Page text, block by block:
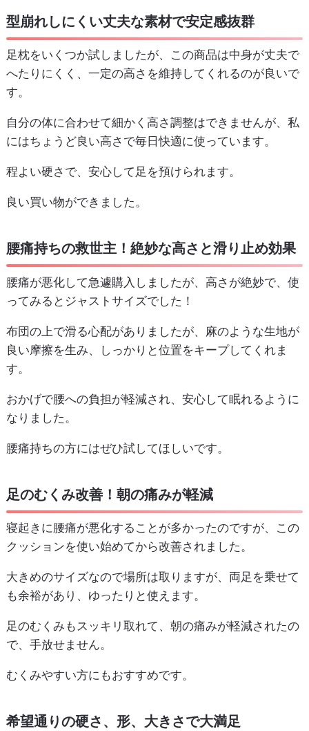
型崩れしにくい丈夫な素材で安定感抜群
足枕をいくつか試しましたが、この商品は中身が丈夫で
へたりにくく、一定の高さを維持してくれるのが良いで
す。
自分の体に合わせて細かく高さ調整はできませんが、私
にはちょうど良い高さで毎日快適に使っています。
程よい硬さで、安心して足を預けられます。
良い買い物ができました。
腰痛持ちの救世主！絶妙な高さと滑り止め効果
腰痛が悪化して急遽購入しましたが、高さが絶妙で、使
ってみるとジャストサイズでした！
布団の上で滑る心配がありましたが、麻のような生地が
良い摩擦を生み、しっかりと位置をキープしてくれま
す。
おかげで腰への負担が軽減され、安心して眠れるように
なりました。
腰痛持ちの方にはぜひ試してほしいです。
足のむくみ改善！朝の痛みが軽減
寝起きに腰痛が悪化することが多かったのですが、この
クッションを使い始めてから改善されました。
大きめのサイズなので場所は取りますが、両足を乗せて
も余裕があり、ゆったりと使えます。
足のむくみもスッキリ取れて、朝の痛みが軽減されたの
で、手放せません。
むくみやすい方にもおすすめです。
希望通りの硬さ、形、大きさで大満足